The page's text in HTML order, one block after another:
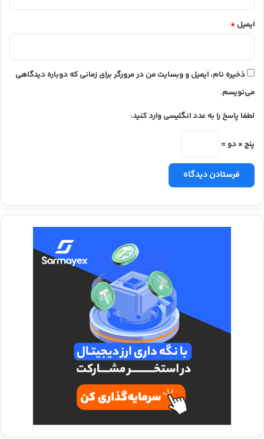
ایمیل *
ذخیره نام، ایمیل و وبسایت من در مرورگر برای زمانی که دوباره دیدگاهی
می‌نویسم.
لطفا پاسخ را به عدد انگلیسی وارد کنید:
پنج × دو =